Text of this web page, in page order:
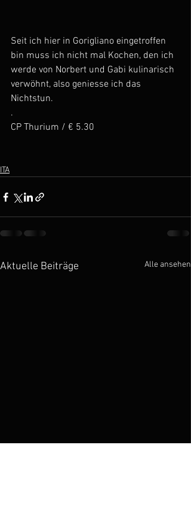
Seit ich hier in Gorigliano eingetroffen
bin muss ich nicht mal Kochen, den ich
werde von Norbert und Gabi kulinarisch
verwöhnt, also geniesse ich das
Nichtstun.
.
CP Thurium / € 5.30
ITA
Aktuelle Beiträge Alle ansehen